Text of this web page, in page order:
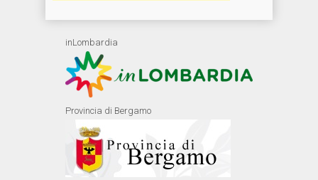
inLombardia
Provincia di Bergamo